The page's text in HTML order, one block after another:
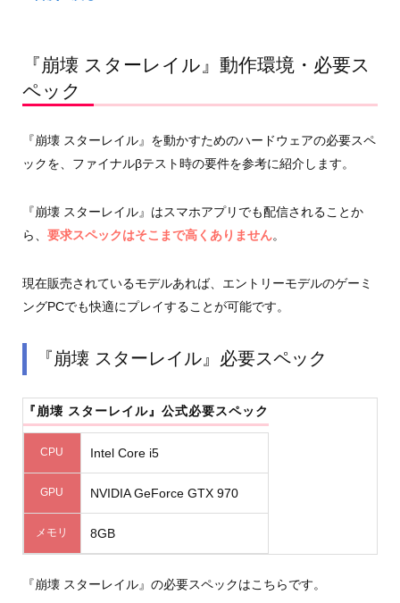
『崩壊 スターレイル』動作環境・必要ス
ペック
『崩壊 スターレイル』を動かすためのハードウェアの必要スペ
ックを、ファイナルβテスト時の要件を参考に紹介します。
『崩壊 スターレイル』はスマホアプリでも配信されることか
ら、 要求スペックはそこまで高くありません。
現在販売されているモデルあれば、エントリーモデルのゲーミ
ングPCでも快適にプレイすることが可能です。
『崩壊 スターレイル』必要スペック
『崩壊 スターレイル』公式必要スペック
CPU Intel Core i5
GPU NVIDIA GeForce GTX 970
メモリ 8GB
『崩壊 スターレイル』の必要スペックはこちらです。